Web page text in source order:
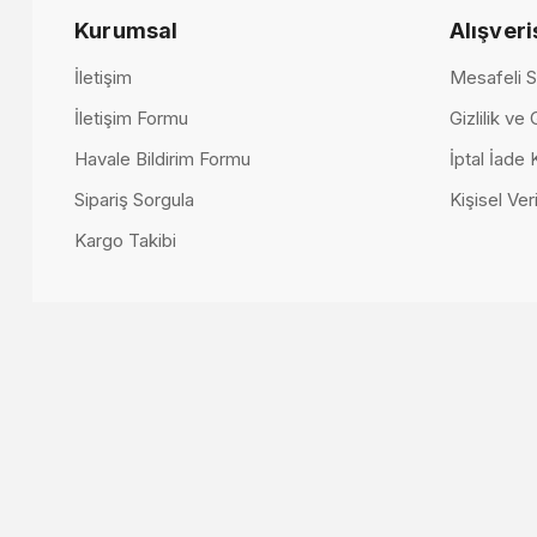
Lumo Döküm Berjer
24.000,00 TL
Lumo
37.000,00
Kurumsal
İletişim
İletişim Formu
Havale Bildirim Formu
Sipariş Sorgula
Kargo Takibi
Mesafeli
Gizlilik ve
İptal İade
Kişisel